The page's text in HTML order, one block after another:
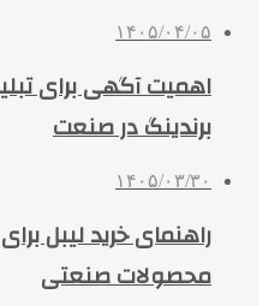
۱۴۰۵/۰۴/۰۵
اهمیت آگهی برای
برندینگ در صنعت
۱۴۰۵/۰۳/۳۰
راهنمای خرید لیبل
محصولات صنعتی